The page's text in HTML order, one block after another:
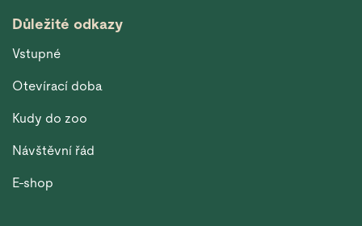
Důležité odkazy
Vstupné
Otevírací doba
Kudy do zoo
Návštěvní řád
E-shop